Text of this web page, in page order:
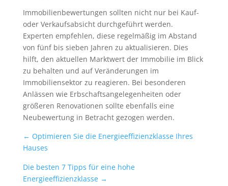
Immobilienbewertungen sollten nicht nur bei Kauf-
oder Verkaufsabsicht durchgeführt werden.
Experten empfehlen, diese regelmäßig im Abstand
von fünf bis sieben Jahren zu aktualisieren. Dies
hilft, den aktuellen Marktwert der Immobilie im Blick
zu behalten und auf Veränderungen im
Immobiliensektor zu reagieren. Bei besonderen
Anlässen wie Erbschaftsangelegenheiten oder
größeren Renovationen sollte ebenfalls eine
Neubewertung in Betracht gezogen werden.
← Optimieren Sie die Energieeffizienzklasse Ihres
Hauses
Die besten 7 Tipps für eine hohe
Energieeffizienzklasse→